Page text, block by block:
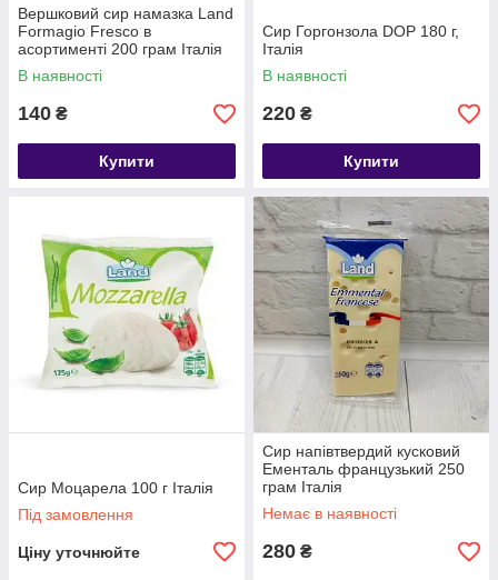
Вершковий сир намазка Land
Formagio Fresco в
асортименті 200 грам Італія
В наявності
140 ₴
Купити
Сир Горгонзола DOP 180 г,
Італія
В наявності
220 ₴
Купити
Сир Моцарела 100 г Італія
Під замовлення
Ціну уточнюйте
Сир напівтвердий кусковий
Ементаль французький 250
грам Італія
Немає в наявності
280 ₴